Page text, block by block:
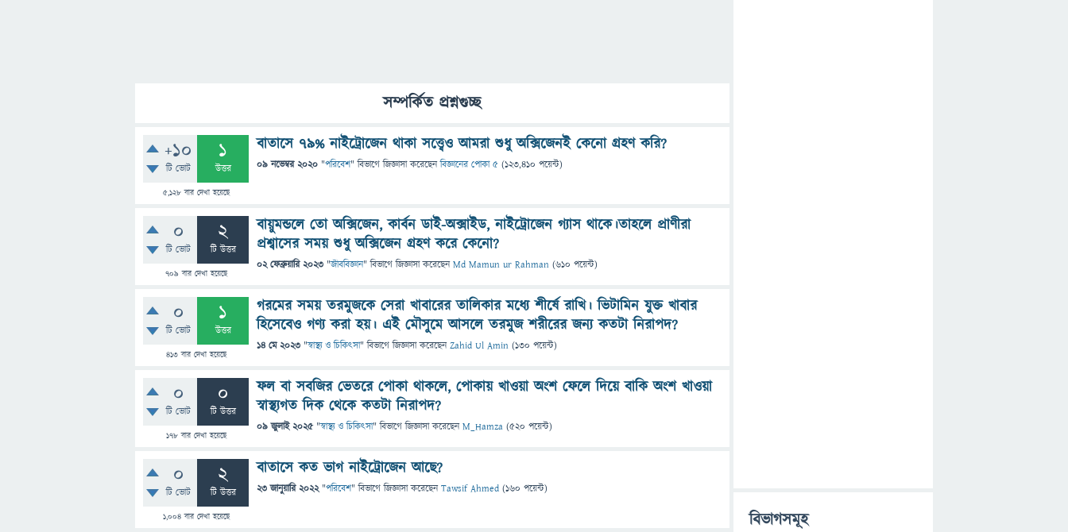
সম্পর্কিত প্রশ্নগুচ্ছ
+10
টি ভোট
1
উত্তর
5,128বার দেখা হয়েছে
বাতাসে ৭৯% নাইট্রোজেন থাকা সত্ত্বেও আমরা শুধু অক্সিজেনই কেনো গ্রহণ করি?
09 নভেম্বর 2020 "পরিবেশ" বিভাগে জিজ্ঞাসাকরেছেনবিজ্ঞানের পোকা ৫ (123,410 পয়েন্ট)
0
টি ভোট
2
টি উত্তর
709 বার দেখা হয়েছে
বায়ুমন্ডলে তো অক্সিজেন, কার্বন ডাই-অক্সাইড, নাইট্রোজেন গ্যাস থাকে।তাহলে প্রাণীরা
প্রশ্বাসের সময় শুধু অক্সিজেন গ্রহণ করে কেনো?
02 ফেব্রুয়ারি 2023 "জীববিজ্ঞান" বিভাগে জিজ্ঞাসাকরেছেনMd Mamun ur Rahman (610 পয়েন্ট)
0
টি ভোট
1
উত্তর
413বার দেখা হয়েছে
গরমের সময় তরমুজকে সেরা খাবারের তালিকার মধ্যে শীর্ষে রাখি। ভিটামিন যুক্ত খাবার
হিসেবেও গণ্য করা হয়। এই মৌসুমে আসলে তরমুজ শরীরের জন্য কতটা নিরাপদ?
14 মে 2023 "স্বাস্থ্য ও চিকিৎসা" বিভাগে জিজ্ঞাসাকরেছেনZahid Ul Amin (130 পয়েন্ট)
0
টি ভোট
0
টি উত্তর
178বার দেখা হয়েছে
ফল বা সবজির ভেতরে পোকা থাকলে, পোকায় খাওয়া অংশ ফেলে দিয়ে বাকি অংশ খাওয়া
স্বাস্থ্যগত দিক থেকে কতটা নিরাপদ?
09 জুলাই 2025 "স্বাস্থ্য ও চিকিৎসা" বিভাগে জিজ্ঞাসাকরেছেনM_Hamza (520 পয়েন্ট)
0
টি ভোট
2
টি উত্তর
1,004বার দেখা হয়েছে
বাতাসে কত ভাগ নাইট্রোজেন আছে?
23 জানুয়ারি 2022 "পরিবেশ" বিভাগে জিজ্ঞাসাকরেছেনTawsif Ahmed (160 পয়েন্ট)
বিভাগসমূহ